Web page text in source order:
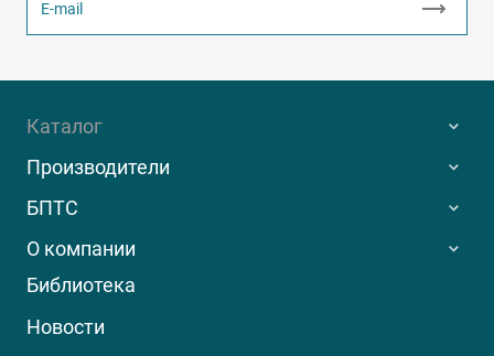
Каталог
Производители
БПТС
О компании
Библиотека
Новости